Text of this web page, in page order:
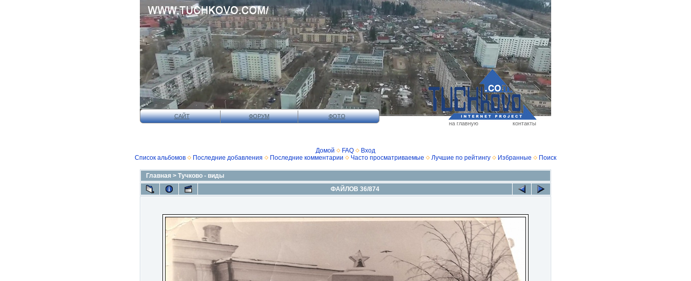
САЙТ ФОРУМ
ФОТО
на главную
контакты
Домой FAQ
Вход
Список альбомов
Последние добавления Последние комментарии Часто просматриваемые Лучшие по рейтингу Избранные Поиск
Главная > Тучково - виды
ФАЙЛОВ 36/874